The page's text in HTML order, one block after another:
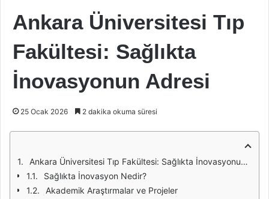
Ankara Üniversitesi Tıp
Fakültesi: Sağlıkta
İnovasyonun Adresi
25 Ocak 2026 2 dakika okuma süresi
Ankara Üniversitesi Tıp Fakültesi: Sağlıkta İnovasyonun Adresi
Sağlıkta İnovasyon Nedir?
Akademik Araştırmalar ve Projeler